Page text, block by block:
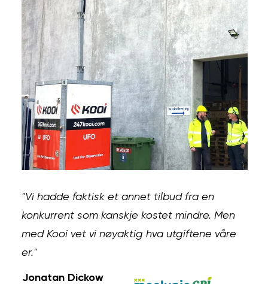
"Vi hadde faktisk et annet tilbud fra en
konkurrent som kanskje kostet mindre. Men
med Kooi vet vi nøyaktig hva utgiftene våre
er."
Jonatan Dickow